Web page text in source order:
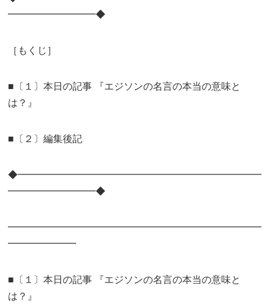
━━━━━━━━━◆
［もくじ］
■〔１〕本日の記事 『エジソンの名言の本当の意味と
は？』
■〔２〕編集後記
◆━━━━━━━━━━━━━━━━━━━━━━━━━
━━━━━━━━━◆
━━━━━━━━━━━━━━━━━━━━━━━━━━
━━━━━━━
■〔１〕本日の記事 『エジソンの名言の本当の意味と
は？』